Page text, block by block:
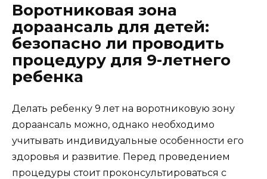
Воротниковая зона
дораансаль для детей:
безопасно ли проводить
процедуру для 9-летнего
ребенка
Делать ребенку 9 лет на воротниковую зону
дораансаль можно, однако необходимо
учитывать индивидуальные особенности его
здоровья и развитие. Перед проведением
процедуры стоит проконсультироваться с